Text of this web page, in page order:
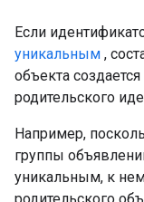
Если
уникальным ,
объекта
родительского
Например,
группы
уникальным, к